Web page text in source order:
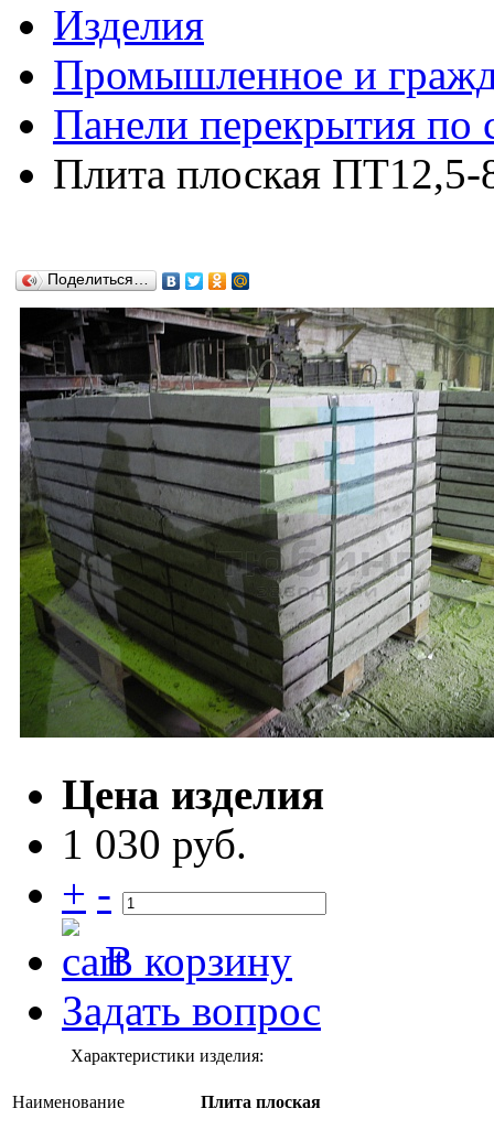
Изделия
Промышленное и
Панели перекрытия по
Плита плоская
Поделиться…
Цена изделия
1 030 руб.
+ -
В корзину
Задать вопрос
Характеристики изделия:
Наименование Плита плоская